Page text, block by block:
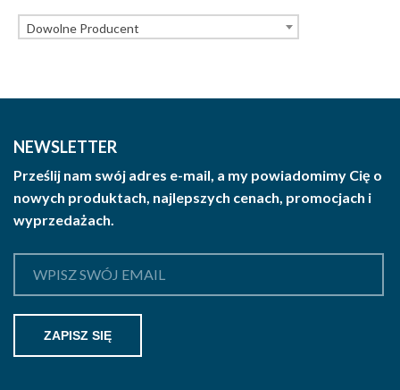
Dowolne Producent
NEWSLETTER
Prześlij nam swój adres e-mail, a my powiadomimy Cię o
nowych produktach, najlepszych cenach, promocjach i
wyprzedażach.